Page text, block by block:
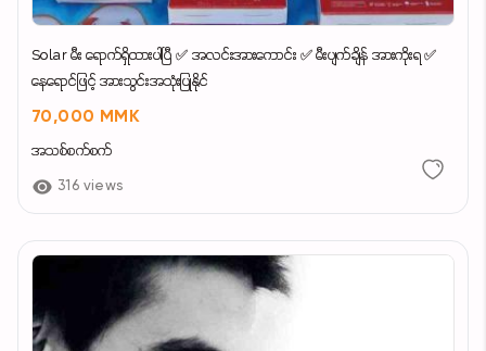
Solar မီး ရောက်ရှိထားပါပြီ ✅ အလင်းအားကောင်း ✅ မီးပျက်ချိန် အားကိုးရ ✅
နေရောင်ဖြင့် အားသွင်းအသုံးပြုနိုင်
70,000 MMK
အသစ်စက်စက်
316 views